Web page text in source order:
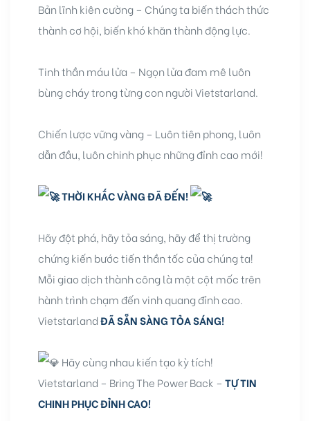
Bản lĩnh kiên cường – Chúng ta biến thách thức
thành cơ hội, biến khó khăn thành động lực.
Tinh thần máu lửa – Ngọn lửa đam mê luôn
bùng cháy trong từng con người Vietstarland.
Chiến lược vững vàng – Luôn tiên phong, luôn
dẫn đầu, luôn chinh phục những đỉnh cao mới!
THỜI KHẮC VÀNG ĐÃ ĐẾN!
Hãy đột phá, hãy tỏa sáng, hãy để thị trường
chứng kiến bước tiến thần tốc của chúng ta!
Mỗi giao dịch thành công là một cột mốc trên
hành trình chạm đến vinh quang đỉnh cao.
VietstarlandĐÃ SẴN SÀNG TỎA SÁNG!
Hãy cùng nhau kiến tạo kỳ tích!
Vietstarland – Bring The Power Back – TỰ TIN
CHINH PHỤC ĐỈNH CAO!